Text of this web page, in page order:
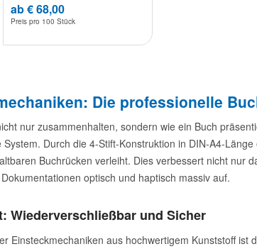
ab € 68,00
Preis pro 100 Stück
Die professionelle
nur zusammenhalten, sondern wie ein Buch
System. Durch die 4-Stift-Konstruktion in DIN-A4-
Buchrücken verleiht. Dies verbessert nicht nur
optisch und haptisch massiv auf.
Wiederverschließbar und Sicher
Einsteckmechaniken aus hochwertigem Kunststoff ist